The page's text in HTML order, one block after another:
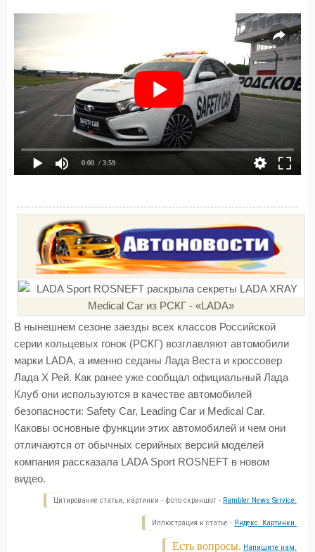
0:00 / 3:59
В нынешнем сезоне заезды всех классов Российской
серии кольцевых гонок (РСКГ) возглавляют автомобили
марки LADA, а именно седаны Лада Веста и кроссовер
Лада Х Рей. Как ранее уже сообщал официальный Лада
Клуб они используются в качестве автомобилей
безопасности: Safety Car, Leading Car и Medical Car.
Каковы основные функции этих автомобилей и чем они
отличаются от обычных серийных версий моделей
компания рассказала LADA Sport ROSNEFT в новом
видео.
Цитирование статьи, картинки - фото скриншот - Rambler News Service.
Иллюстрация к статье - Яндекс. Картинки.
Есть вопросы. Напишите нам.